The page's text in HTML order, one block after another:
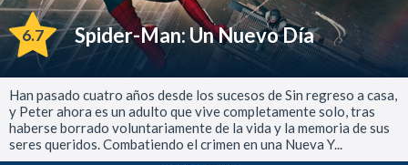
6.7 Spider-Man: Un Nuevo Día
Han pasado cuatro años desde los sucesos de Sin regreso a casa,
y Peter ahora es un adulto que vive completamente solo, tras
haberse borrado voluntariamente de la vida y la memoria de sus
seres queridos. Combatiendo el crimen en una Nueva Y...